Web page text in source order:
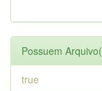
Possuem
true